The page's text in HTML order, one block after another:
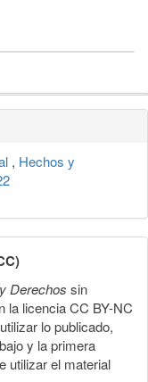
, Hechos y
Derechos sin
la licencia CC BY-NC
lo publicado,
y la primera
utilizar el material